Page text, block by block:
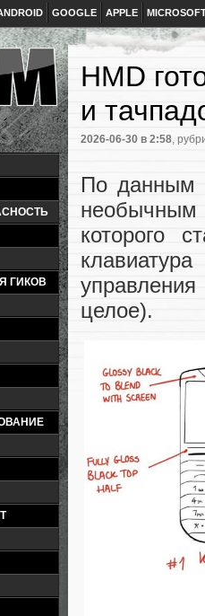
GOOGLE APPLE
ГИКОВ
HMD
и
2026-06-30 в 2:58,
По данным
необычным
которого
целое).